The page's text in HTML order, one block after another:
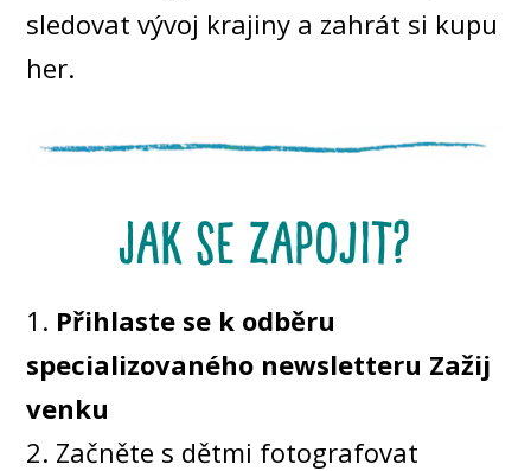
sledovat vývoj krajiny a zahrát si kupu
her.
jak se zapojit?
1. Přihlaste se k odběru
specializovaného newsletteru Zažij
venku
2. Začněte s dětmi fotografovat